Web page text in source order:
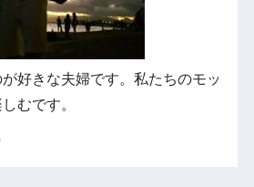
好きな夫婦です。私たちのモッ
むです。